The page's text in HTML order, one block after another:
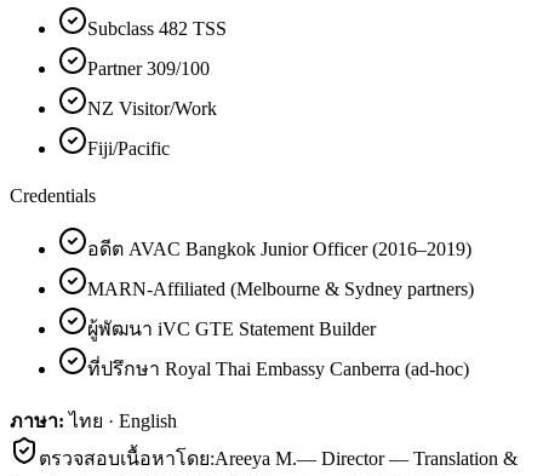
Subclass 482 TSS
Partner 309/100
NZ Visitor/Work
Fiji/Pacific
Credentials
อดีต AVAC Bangkok Junior Officer (2016–2019)
MARN-Affiliated (Melbourne & Sydney partners)
ผู้พัฒนา iVC GTE Statement Builder
ที่ปรึกษา Royal Thai Embassy Canberra (ad-hoc)
ภาษา: ไทย · English
ตรวจสอบเนื้อหาโดย:Areeya M.— Director — Translation &